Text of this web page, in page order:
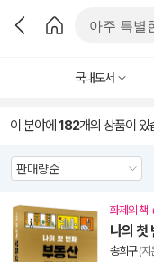
국내도서
이 분야에 182개의 상품이 있
화제의 책
나의 첫
송희구(지